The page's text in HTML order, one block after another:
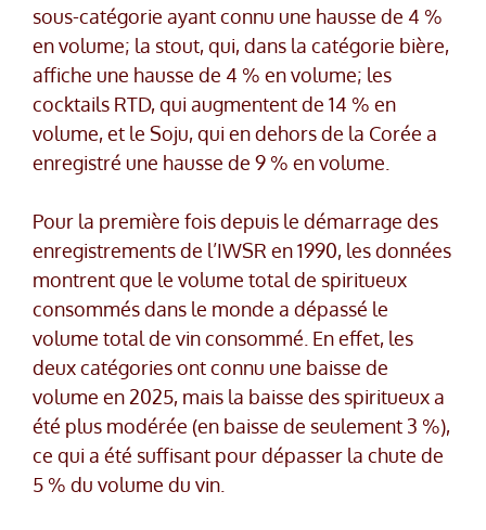
sous-catégorie ayant connu une hausse de 4 %
en volume; la stout, qui, dans la catégorie bière,
affiche une hausse de 4 % en volume; les
cocktails RTD, qui augmentent de 14 % en
volume, et le Soju, qui en dehors de la Corée a
enregistré une hausse de 9 % en volume.
Pour la première fois depuis le démarrage des
enregistrements de l’IWSR en 1990, les données
montrent que le volume total de spiritueux
consommés dans le monde a dépassé le
volume total de vin consommé. En effet, les
deux catégories ont connu une baisse de
volume en 2025, mais la baisse des spiritueux a
été plus modérée (en baisse de seulement 3 %),
ce qui a été suffisant pour dépasser la chute de
5 % du volume du vin.